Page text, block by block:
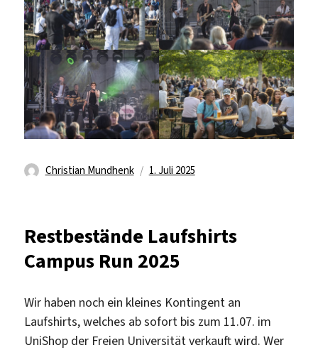
Autor
Christian Mundhenk
Veröffentlicht
1. Juli 2025
Restbestände Laufshirts
Campus Run 2025
Wir haben noch ein kleines Kontingent an
Laufshirts, welches ab sofort bis zum 11.07. im
UniShop der Freien Universität verkauft wird. Wer